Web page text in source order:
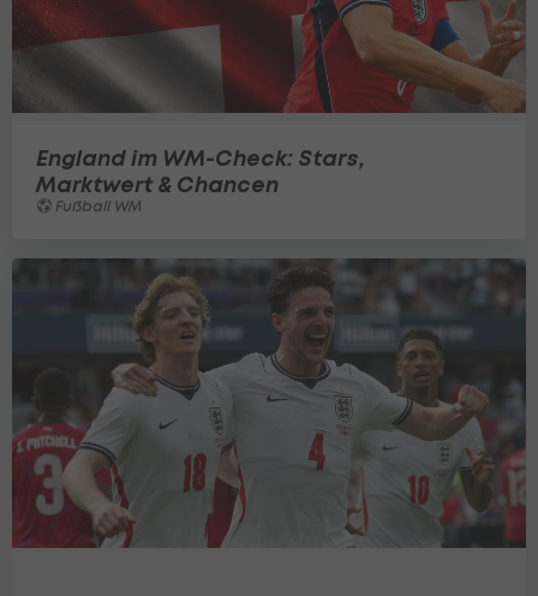
England im WM-Check: Stars,
Marktwert & Chancen
Fußball WM